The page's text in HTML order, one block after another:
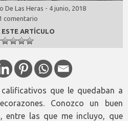
De Las Heras - 4 junio, 2018
comentario
ARTÍCULO
que le quedaban a
Conozco un buen
entre las que me incluyo, que